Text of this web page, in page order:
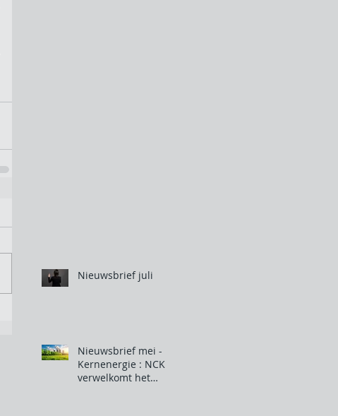
Nieuwsbrief juli
Nieuwsbrief mei -
Kernenergie : NCK
verwelkomt het